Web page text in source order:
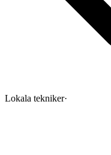
Lokala tekniker·